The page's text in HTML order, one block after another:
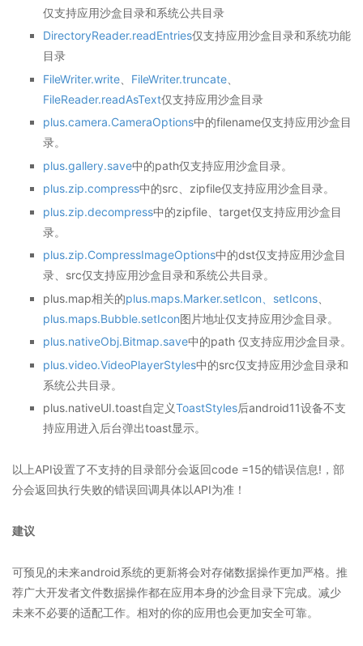
仅支持应用沙盒目录和系统公共目录
DirectoryReader.readEntries仅支持应用沙盒目录和系统功能
目录
FileWriter.write
FileWriter.truncate
FileReader.readAsText仅支持应用沙盒目录
plus.camera.CameraOptions中的filename仅支持应用沙盒目
录。
plus.gallery.save中的path仅支持应用沙盒目录。
plus.zip.compress中的src、zipfile仅支持应用沙盒目录。
plus.zip.decompress中的zipfile、target仅支持应用沙盒目
录。
plus.zip.CompressImageOptions中的dst仅支持应用沙盒目
录、src仅支持应用沙盒目录和系统公共目录。
plus.map相关的plus.maps.Marker.setIcon、setIcons
plus.maps.Bubble.setIcon图片地址仅支持应用沙盒目录。
plus.nativeObj.Bitmap.save中的path 仅支持应用沙盒目录。
plus.video.VideoPlayerStyles中的src仅支持应用沙盒目录和
系统公共目录。
plus.nativeUI.toast自定义ToastStyles后android11设备不支
持应用进入后台弹出toast显示。
以上API设置了不支持的目录部分会返回code =15的错误信息!，部
分会返回执行失败的错误回调具体以API为准！
建议
可预见的未来android系统的更新将会对存储数据操作更加严格。推
荐广大开发者文件数据操作都在应用本身的沙盒目录下完成。减少
未来不必要的适配工作。相对的你的应用也会更加安全可靠。